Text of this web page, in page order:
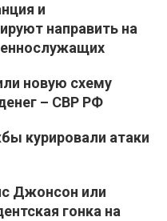
и
направить на
новую схему
– СВР РФ
курировали атаки
Джонсон или
гонка на